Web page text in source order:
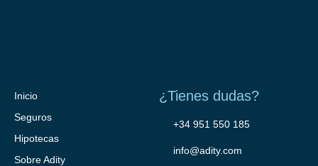
Inicio
Seguros
Hipotecas
Sobre Adity
¿Tienes dudas?
+34 951 550 185
info@adity.com